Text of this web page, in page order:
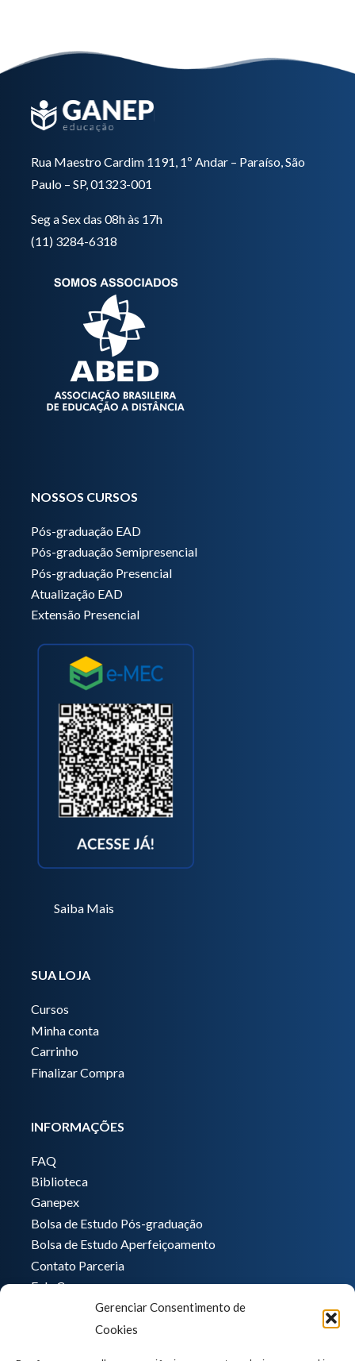
Gerenciar Consentimento de
Cookies
Rua Maestro Cardim 1191, 1º Andar – Paraíso, São
Paulo – SP, 01323-001
Seg a Sex das 08h às 17h
(11) 3284-6318
NOSSOS CURSOS
Pós-graduação EAD
Pós-graduação Semipresencial
Pós-graduação Presencial
Atualização EAD
Extensão Presencial
Saiba Mais
SUA LOJA
Cursos
Minha conta
Carrinho
Finalizar Compra
INFORMAÇÕES
FAQ
Biblioteca
Ganepex
Bolsa de Estudo Pós-graduação
Bolsa de Estudo Aperfeiçoamento
Contato Parceria
Fale Conosco